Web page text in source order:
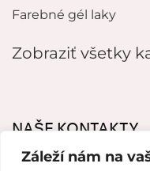
Záleží nám na
Farebné gél laky
Zobraziť všetky
NAŠE KONTAKTY